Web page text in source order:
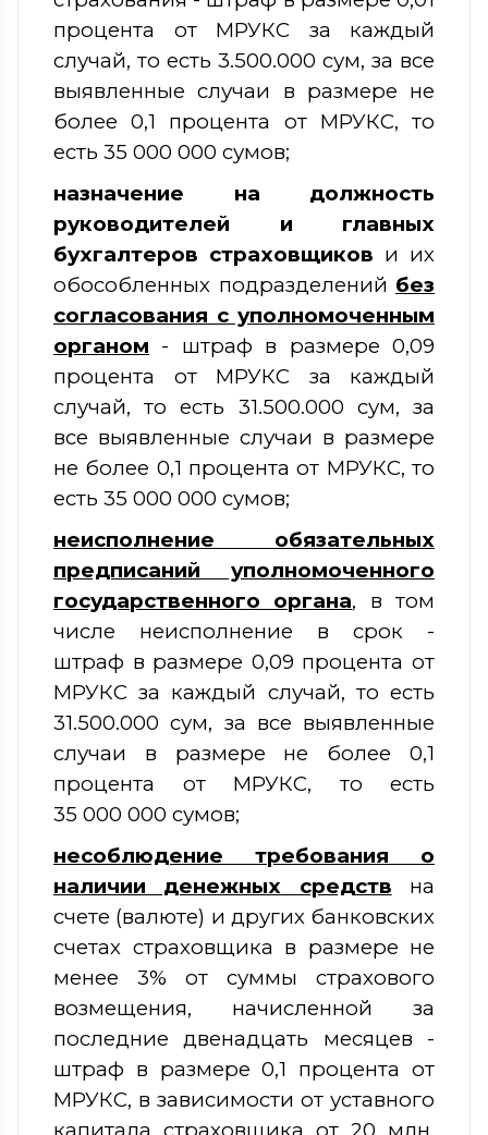
процента от МРУКС за каждый
случай, то есть 3.500.000 сум, за все
выявленные случаи в размере не
более 0,1 процента от МРУКС, то
есть 35 000 000 сумов;
назначение на должность
руководителей и главных
бухгалтеров страховщиков и их
обособленных подразделений без
согласования с уполномоченным
органом - штраф в размере 0,09
процента от МРУКС за каждый
случай, то есть 31.500.000 сум, за
все выявленные случаи в размере
не более 0,1 процента от МРУКС, то
есть 35 000 000 сумов;
неисполнение обязательных
предписаний уполномоченного
государственного органа, в том
числе неисполнение в срок -
штраф в размере 0,09 процента от
МРУКС за каждый случай, то есть
31.500.000 сум, за все выявленные
случаи в размере не более 0,1
процента от МРУКС, то есть
35 000 000 сумов;
несоблюдение требования о
наличии денежных средств на
счете (валюте) и других банковских
счетах страховщика в размере не
менее 3% от суммы страхового
возмещения, начисленной за
последние двенадцать месяцев -
штраф в размере 0,1 процента от
МРУКС, в зависимости от уставного